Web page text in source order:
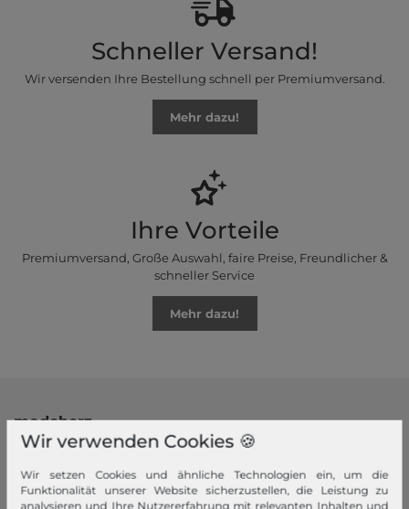
Schneller Versand!
Wir versenden Ihre Bestellung schnell per Premiumversand.
Mehr dazu!
Ihre Vorteile
Premiumversand, Große Auswahl, faire Preise, Freundlicher &
schneller Service
Mehr dazu!
modeherz
Impressum
AGB
Widerrufsrecht
Wir verwenden Cookies 🍪
Wir setzen Cookies und ähnliche Technologien ein, um die
Funktionalität unserer Website sicherzustellen, die Leistung zu
analysieren und Ihre Nutzererfahrung mit relevanten Inhalten und